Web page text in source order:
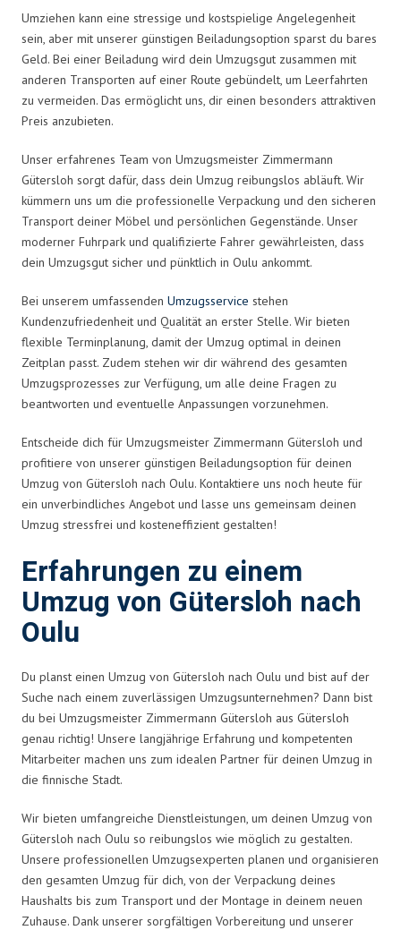
Umziehen kann eine stressige und kostspielige Angelegenheit
sein, aber mit unserer günstigen Beiladungsoption sparst du bares
Geld. Bei einer Beiladung wird dein Umzugsgut zusammen mit
anderen Transporten auf einer Route gebündelt, um Leerfahrten
zu vermeiden. Das ermöglicht uns, dir einen besonders attraktiven
Preis anzubieten.
Unser erfahrenes Team von Umzugsmeister Zimmermann
Gütersloh sorgt dafür, dass dein Umzug reibungslos abläuft. Wir
kümmern uns um die professionelle Verpackung und den sicheren
Transport deiner Möbel und persönlichen Gegenstände. Unser
moderner Fuhrpark und qualifizierte Fahrer gewährleisten, dass
dein Umzugsgut sicher und pünktlich in Oulu ankommt.
Bei unserem umfassenden Umzugsservice stehen
Kundenzufriedenheit und Qualität an erster Stelle. Wir bieten
flexible Terminplanung, damit der Umzug optimal in deinen
Zeitplan passt. Zudem stehen wir dir während des gesamten
Umzugsprozesses zur Verfügung, um alle deine Fragen zu
beantworten und eventuelle Anpassungen vorzunehmen.
Entscheide dich für Umzugsmeister Zimmermann Gütersloh und
profitiere von unserer günstigen Beiladungsoption für deinen
Umzug von Gütersloh nach Oulu. Kontaktiere uns noch heute für
ein unverbindliches Angebot und lasse uns gemeinsam deinen
Umzug stressfrei und kosteneffizient gestalten!
Erfahrungen zu einem
Umzug von Gütersloh nach
Oulu
Du planst einen Umzug von Gütersloh nach Oulu und bist auf der
Suche nach einem zuverlässigen Umzugsunternehmen? Dann bist
du bei Umzugsmeister Zimmermann Gütersloh aus Gütersloh
genau richtig! Unsere langjährige Erfahrung und kompetenten
Mitarbeiter machen uns zum idealen Partner für deinen Umzug in
die finnische Stadt.
Wir bieten umfangreiche Dienstleistungen, um deinen Umzug von
Gütersloh nach Oulu so reibungslos wie möglich zu gestalten.
Unsere professionellen Umzugsexperten planen und organisieren
den gesamten Umzug für dich, von der Verpackung deines
Haushalts bis zum Transport und der Montage in deinem neuen
Zuhause. Dank unserer sorgfältigen Vorbereitung und unserer